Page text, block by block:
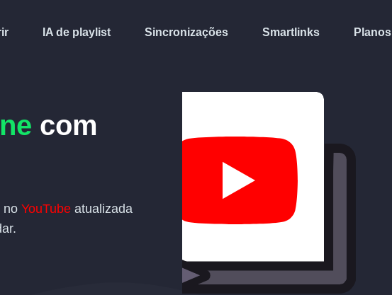
IA de playlist Sincronizações Smartlinks Planos
com
no YouTube atualizada